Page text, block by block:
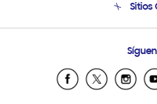
Soporte
Sitios
Samsung